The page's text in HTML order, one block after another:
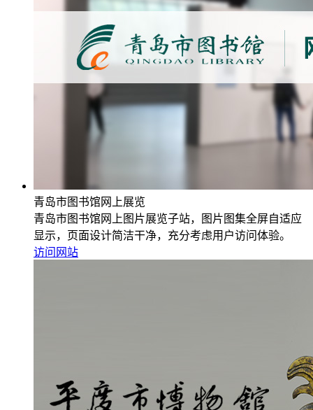
青岛市图书馆网上展览
青岛市图书馆网上图片展览子站，图片图集全屏自适应
显示，页面设计简洁干净，充分考虑用户访问体验。
访问网站